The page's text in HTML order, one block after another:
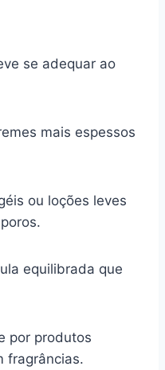
se adequar ao
mais espessos
ou loções leves
equilibrada que
por produtos
fragrâncias.